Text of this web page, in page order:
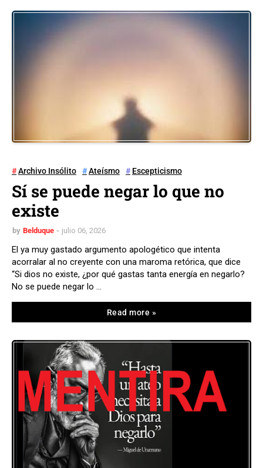
Archivo Insólito Ateísmo Escepticismo
Sí se puede negar lo que no
existe
by Belduque julio 06, 2026
El ya muy gastado argumento apologético que intenta
acorralar al no creyente con una maroma retórica, que dice
“Si dios no existe, ¿por qué gastas tanta energía en negarlo?
No se puede negar lo …
Read more »